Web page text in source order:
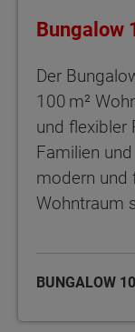
Bungalow
Der
100 m²
und flexibler
Familien
modern und
Wohntraum
BUNGALOW